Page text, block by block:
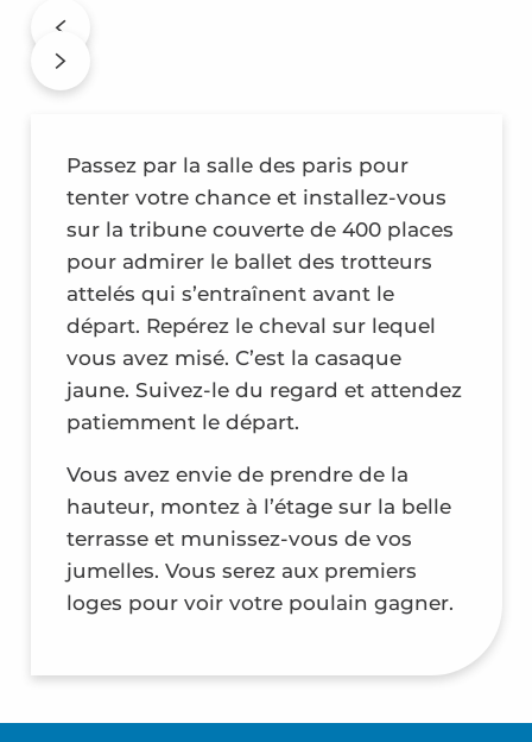
Passez par la salle des paris pour
tenter votre chance et installez-vous
sur la tribune couverte de 400 places
pour admirer le ballet des trotteurs
attelés qui s’entraînent avant le
départ. Repérez le cheval sur lequel
vous avez misé. C’est la casaque
jaune. Suivez-le du regard et attendez
patiemment le départ.
Vous avez envie de prendre de la
hauteur, montez à l’étage sur la belle
terrasse et munissez-vous de vos
jumelles. Vous serez aux premiers
loges pour voir votre poulain gagner.